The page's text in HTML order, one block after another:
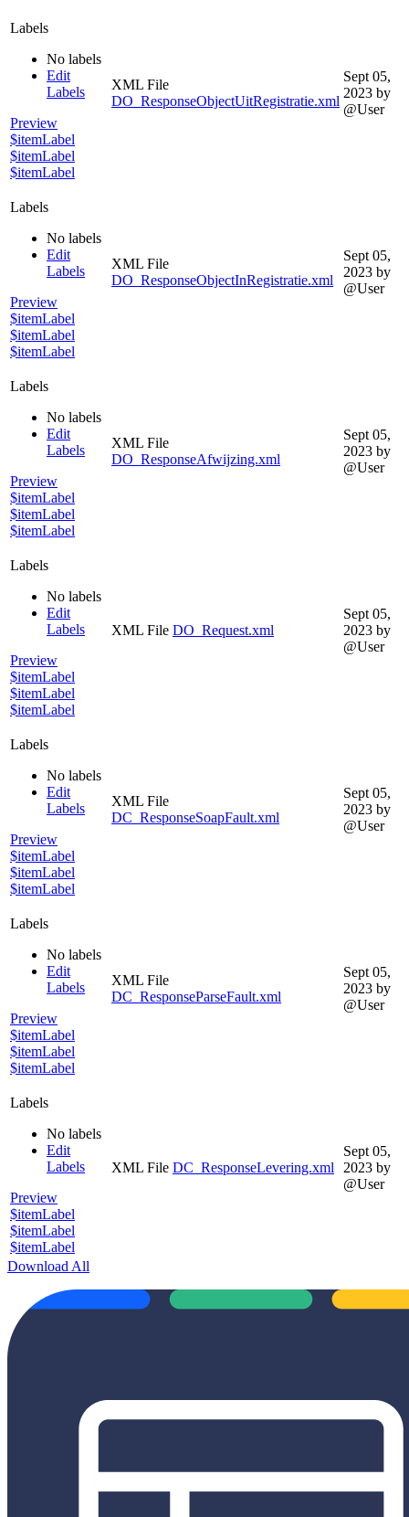
Labels
No labels
Edit
Labels
Preview
$itemLabel
$itemLabel
$itemLabel
XML File
DO_ResponseObjectUitRegistratie.xml
Sept 05,
2023 by
@User
Labels
No labels
Edit
Labels
Preview
$itemLabel
$itemLabel
$itemLabel
XML File
DO_ResponseObjectInRegistratie.xml
Sept 05,
2023 by
@User
Labels
No labels
Edit
Labels
Preview
$itemLabel
$itemLabel
$itemLabel
XML File
DO_ResponseAfwijzing.xml
Sept 05,
2023 by
@User
Labels
No labels
Edit
Labels
Preview
$itemLabel
$itemLabel
$itemLabel
XML File DO_Request.xml
Sept 05,
2023 by
@User
Labels
No labels
Edit
Labels
Preview
$itemLabel
$itemLabel
$itemLabel
XML File
DC_ResponseSoapFault.xml
Sept 05,
2023 by
@User
Labels
No labels
Edit
Labels
Preview
$itemLabel
$itemLabel
$itemLabel
XML File
DC_ResponseParseFault.xml
Sept 05,
2023 by
@User
Labels
No labels
Edit
Labels
Preview
$itemLabel
$itemLabel
$itemLabel
XML File DC_ResponseLevering.xml
Sept 05,
2023 by
@User
Download All